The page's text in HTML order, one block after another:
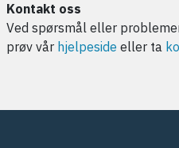
Kontakt oss
Ved spørsmål eller
prøv vår hjelpeside eller ta